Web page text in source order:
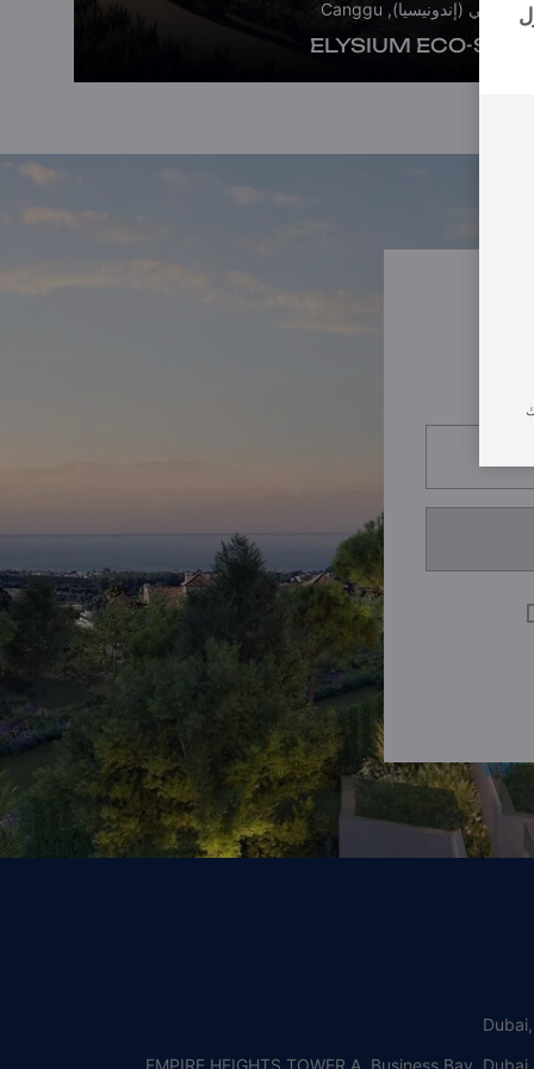
بالي (إندونيسيا), Canggu
ELYSIUM ECO-SITY
EMPIRE HEIGHTS TOWER A, Business Bay,